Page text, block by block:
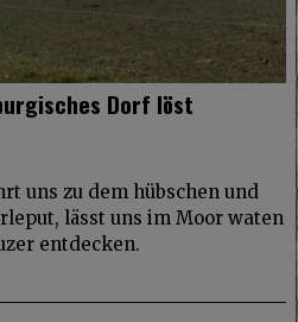
Dorf löst
uns zu dem hübschen und
lässt uns im Moor waten
entdecken.